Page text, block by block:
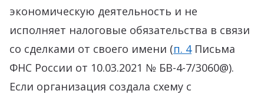
экономическую деятельность и не
исполняет налоговые обязательства в связи
со сделками от своего имени (п. 4Письма
ФНС России от 10.03.2021 № БВ-4-7/3060@).
Если организация создала схему с